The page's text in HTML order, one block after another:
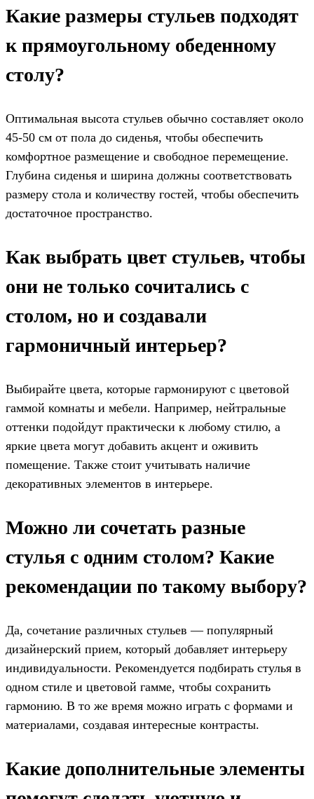
Какие размеры стульев подходят
к прямоугольному обеденному
столу?
Оптимальная высота стульев обычно составляет около
45-50 см от пола до сиденья, чтобы обеспечить
комфортное размещение и свободное перемещение.
Глубина сиденья и ширина должны соответствовать
размеру стола и количеству гостей, чтобы обеспечить
достаточное пространство.
Как выбрать цвет стульев, чтобы
они не только сочитались с
столом, но и создавали
гармоничный интерьер?
Выбирайте цвета, которые гармонируют с цветовой
гаммой комнаты и мебели. Например, нейтральные
оттенки подойдут практически к любому стилю, а
яркие цвета могут добавить акцент и оживить
помещение. Также стоит учитывать наличие
декоративных элементов в интерьере.
Можно ли сочетать разные
стулья с одним столом? Какие
рекомендации по такому выбору?
Да, сочетание различных стульев — популярный
дизайнерский прием, который добавляет интерьеру
индивидуальности. Рекомендуется подбирать стулья в
одном стиле и цветовой гамме, чтобы сохранить
гармонию. В то же время можно играть с формами и
материалами, создавая интересные контрасты.
Какие дополнительные элементы